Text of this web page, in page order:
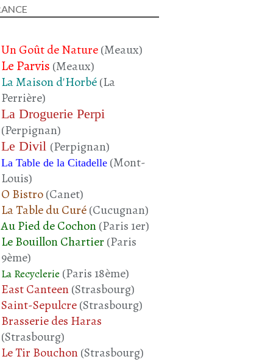
Un Goût de Nature(Meaux)
Le Parvis (Meaux)
La Maison d'Horbé(La
Perrière)
La Droguerie Perpi
(Perpignan)
Le Divil (Perpignan)
La Table de la Citadelle (Mont-
Louis)
O Bistro(Canet)
La Table du Curé(Cucugnan)
Au Pied de Cochon(Paris 1er)
Le Bouillon Chartier (Paris
9ème)
La Recyclerie (Paris 18ème)
East Canteen(Strasbourg)
Saint-Sepulcre(Strasbourg)
Brasserie des Haras
(Strasbourg)
Le Tir Bouchon(Strasbourg)